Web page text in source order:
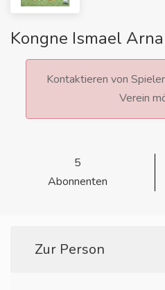
Kongne Ismael
Kontaktieren von
Verein
5
Abonnenten
Zur Person